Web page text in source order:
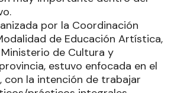
por la Coordinación
de Educación Artística,
de Cultura y
estuvo enfocada en el
con la intención de trabajar